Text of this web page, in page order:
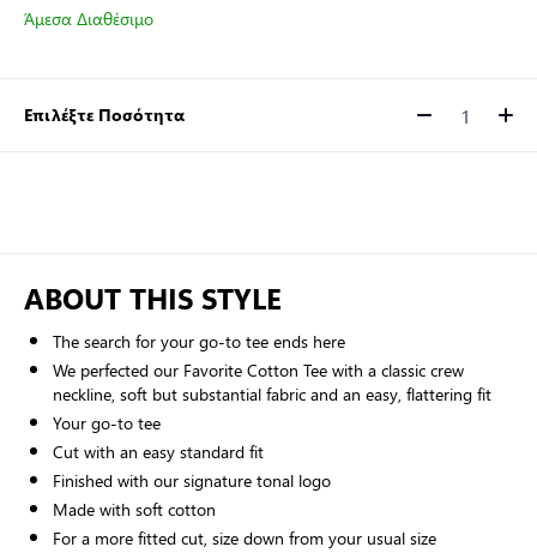
Άμεσα Διαθέσιμο
Επιλέξτε Ποσότητα Ποσότητα
ABOUT THIS STYLE
The search for your go-to tee ends here
We perfected our Favorite Cotton Tee with a classic crew
neckline, soft but substantial fabric and an easy, flattering fit
Your go-to tee
Cut with an easy standard fit
Finished with our signature tonal logo
Made with soft cotton
For a more fitted cut, size down from your usual size